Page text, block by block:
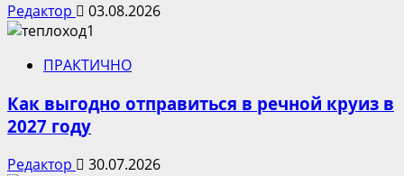
Редактор 03.08.2026
ПРАКТИЧНО
Как выгодно отправиться в речной круиз в
2027 году
Редактор 30.07.2026